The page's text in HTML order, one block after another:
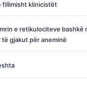
fillimisht klinicistët
e retikulociteve bashkë
gjakut për aneminë